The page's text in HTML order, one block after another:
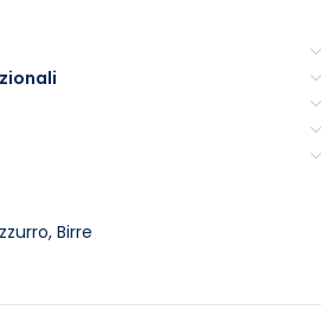
, Birre